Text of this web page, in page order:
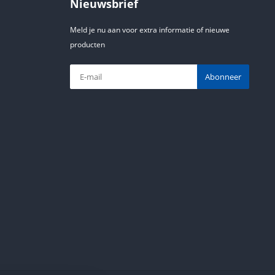
Nieuwsbrief
Meld je nu aan voor extra informatie of nieuwe
producten
Abonneer